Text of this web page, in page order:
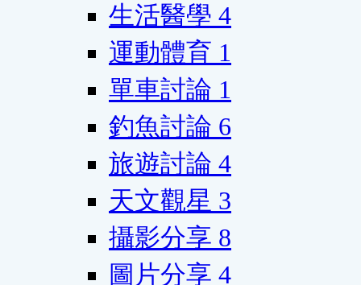
生活醫學 4
運動體育 1
單車討論 1
釣魚討論 6
旅遊討論 4
天文觀星 3
攝影分享 8
圖片分享 4